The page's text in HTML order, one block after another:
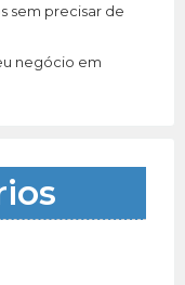
sem precisar de
negócio em